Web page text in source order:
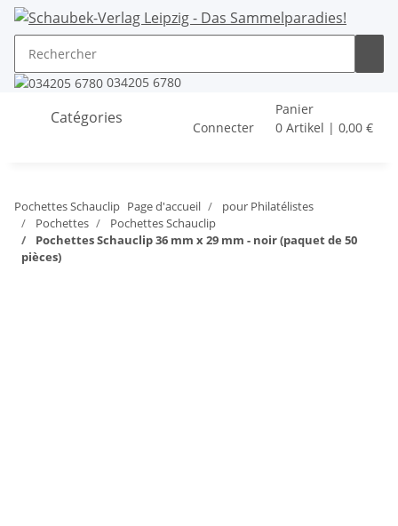
034205 6780
Catégories
Connecter
Panier
0 Artikel | 0,00 €
Pochettes Schauclip Page d'accueil
pour Philatélistes
Pochettes
Pochettes Schauclip
Pochettes Schauclip 36 mm x 29 mm - noir (paquet de 50
pièces)